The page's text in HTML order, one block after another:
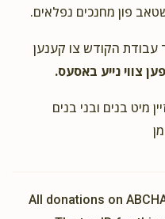
פון מחנכים נפלאים.
עבודת הקודש צו קענען
צווי נייע באסעס.
מיט בנים ובני בנים
All donations on